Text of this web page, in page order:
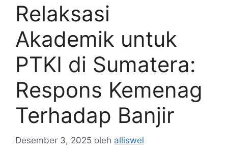
Relaksasi
Akademik untuk
PTKI di Sumatera:
Respons Kemenag
Terhadap Banjir
Desember 3, 2025 oleh alliswel